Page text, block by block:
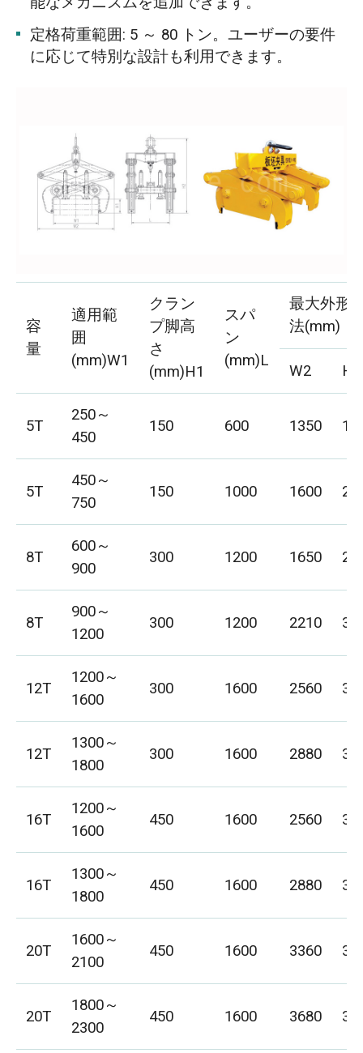
定格荷重範囲: 5 ～ 80 トン。ユーザーの要件
に応じて特別な設計も利用できます。
容
量
適用範
囲
(mm)W1
クラン
プ脚高
さ
(mm)H1
スパ
ン
(mm)L
最大外形
法(mm)
W2
H2
5T
250～
450
150 600 1350
5T
450～
750
150 1000 1600
8T
600～
900
300 1200 1650
8T
900～
1200
300 1200 2210
12T
1200～
1600
300 1600 2560
12T
1300～
1800
300 1600 2880
16T
1200～
1600
450 1600 2560
16T
1300～
1800
450 1600 2880
20T
1600～
2100
450 1600 3360
20T
1800～
2300
450 1600 3680